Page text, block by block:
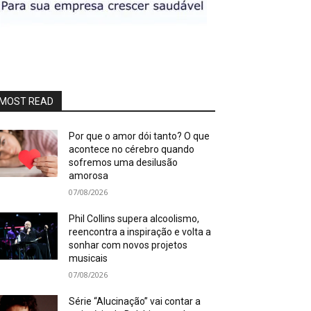
READ
Por que o amor dói tanto? O que
acontece no cérebro quando
sofremos uma desilusão
amorosa
07/08/2026
Phil Collins supera alcoolismo,
reencontra a inspiração e volta a
sonhar com novos projetos
musicais
07/08/2026
Série “Alucinação” vai contar a